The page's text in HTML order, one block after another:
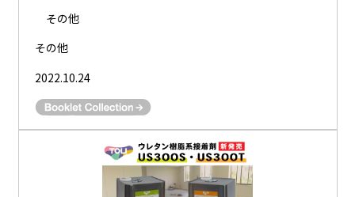
その他
その他
2022.10.24